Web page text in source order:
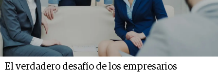
El verdadero desafío de los empresarios